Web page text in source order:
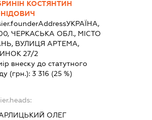
КОСТЯНТИН
УКРАЇНА,
ЧЕРКАСЬКА ОБЛ., МІСТО
ВУЛИЦЯ АРТЕМА,
27/2
внеску до статутного
(грн.): 3 316 (25 %)
ОЛЕГ